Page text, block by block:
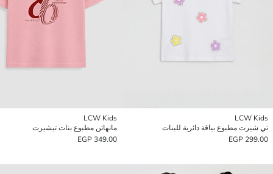
LCW Kids
تي شيرت مطبوع بياقة دائرية للبنات
299.00 EGP
LCW Kids
مانهاتن مطبوع بنات تيشيرت
349.00 EGP